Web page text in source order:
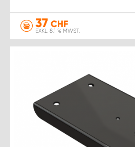
37 CHF
EXKL. 8.1 % MWST.